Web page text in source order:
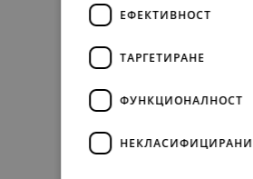
ЕФЕКТИВНОСТ
ТАРГЕТИРАНЕ
ФУНКЦИОНАЛНОСТ
НЕКЛАСИФИЦИРАНИ